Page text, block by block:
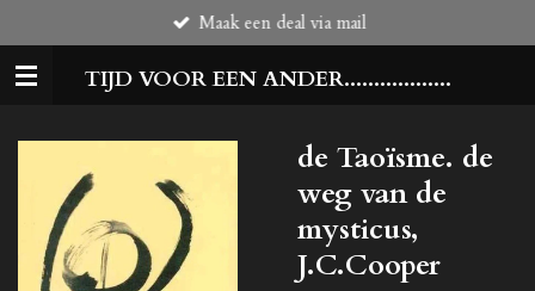
direct
naar
TIJD VOOR EEN ANDER..................
Maak een deal via mail
de Taoïsme. de
weg van de
mysticus,
J.C.Cooper